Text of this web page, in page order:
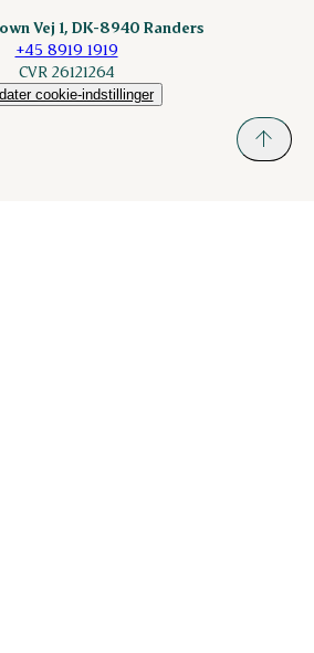
Vej 1, DK-8940 Randers
+45 8919 1919
CVR 26121264
cookie-indstillinger